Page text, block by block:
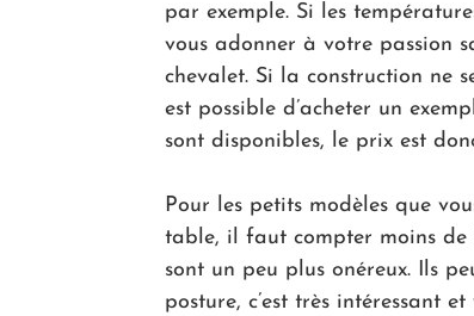
par exemple. Si les
vous adonner à votre passion
chevalet. Si la construction ne
est possible d’acheter un
sont disponibles, le prix est
Pour les petits modèles que
table, il faut compter moins de
sont un peu plus onéreux. Ils
posture, c’est très intéressant